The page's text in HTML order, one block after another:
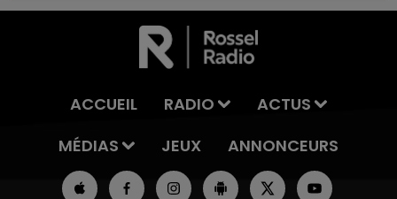
ACCUEIL RADIO
ACTUS
MÉDIAS
JEUX ANNONCEURS